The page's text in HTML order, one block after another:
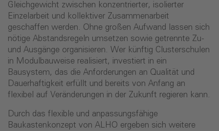
Gleichgewicht zwischen konzentrierter, isolierter
Einzelarbeit und kollektiver Zusammenarbeit
geschaffen werden. Ohne großen Aufwand lassen sich
nötige Abstandsregeln umsetzen sowie getrennte Zu-
und Ausgänge organisieren. Wer künftig Clusterschulen
in Modulbauweise realisiert, investiert in ein
Bausystem, das die Anforderungen an Qualität und
Dauerhaftigkeit erfüllt und bereits von Anfang an
flexibel auf Veränderungen in der Zukunft regieren kann.
Durch das flexible und anpassungsfähige
Baukastenkonzept von ALHO ergeben sich weitere